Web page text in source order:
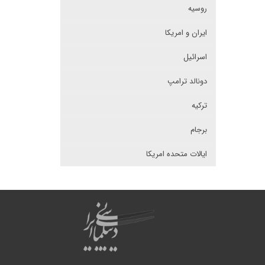
روسیه
ایران و امریکا
اسرائیل
دونالد ترامپ
ترکیه
برجام
ایالات متحده امریکا